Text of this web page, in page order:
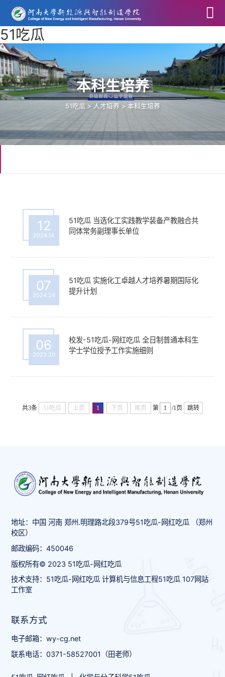
51吃瓜
本科生培养
51吃瓜> 人才培养 > 本科生培养
12
2024.14
51吃瓜 当选化工实践教学装备产教融合共
同体常务副理事长单位
07
2024.24
51吃瓜 实施化工卓越人才培养暑期国际化
提升计划
06
2023.20
校发-51吃瓜-网红吃瓜 全日制普通本科生
学士学位授予工作实施细则
共3条 51吃瓜 上页 1 下页 尾页 第 /1页 跳转
地址：中国 河南 郑州.明理路北段379号51吃瓜-网红吃瓜 （郑州
校区）
邮政编码：450046
版权所有© 2023 51吃瓜-网红吃瓜
技术支持：51吃瓜-网红吃瓜 计算机与信息工程51吃瓜 107网站
工作室
联系方式
电子邮箱：wy-cg.net
联系电话：0371-58527001（田老师）